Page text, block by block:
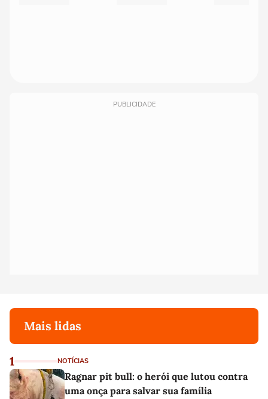
PUBLICIDADE
Mais lidas
1 NOTÍCIAS
Ragnar pit bull: o herói que lutou contra
uma onça para salvar sua família